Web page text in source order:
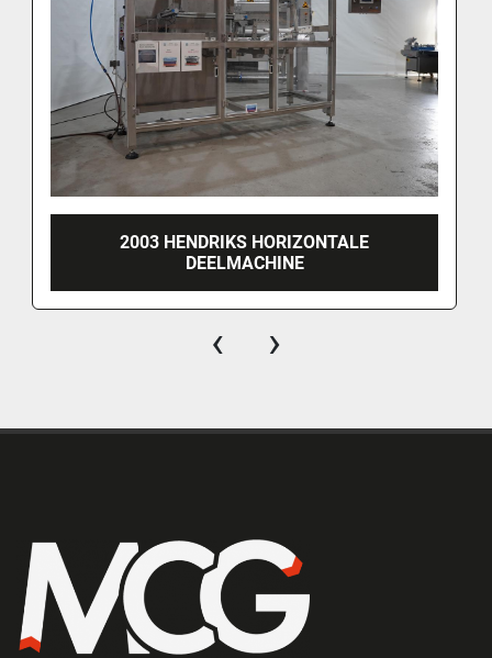
2003 HENDRIKS HORIZONTALE
DEELMACHINE
‹ ›